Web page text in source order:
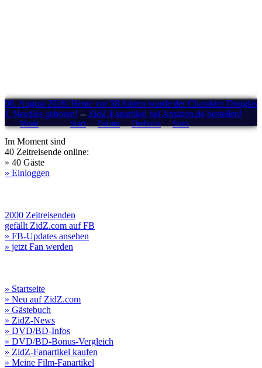
06. August 2026: Heute vor 58 Jahren wurde der Charakter Douglas
J. Needles geboren! -- ZidZ-Fanartikel bei Amazon.de bestellen!
Menü Start Forum Drehorte Stars
Im Moment sind
40 Zeitreisende online:
» 40 Gäste
» Einloggen
2000 Zeitreisenden
gefällt ZidZ.com auf FB
» FB-Updates ansehen
» jetzt Fan werden
» Startseite
» Neu auf ZidZ.com
» Gästebuch
» ZidZ-News
» DVD/BD-Infos
» DVD/BD-Bonus-Vergleich
» ZidZ-Fanartikel kaufen
» Meine Film-Fanartikel